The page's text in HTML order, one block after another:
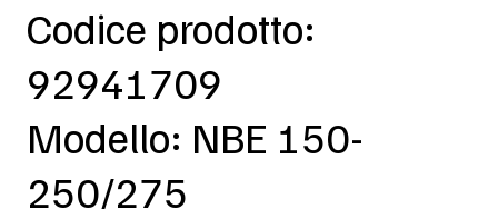
Codice prodotto:
92941709
Modello: NBE 150-
250/275